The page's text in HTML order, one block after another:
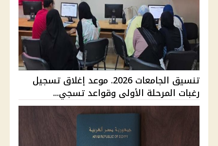
تنسيق الجامعات 2026. موعد إغلاق تسجيل
رغبات المرحلة الأولى وقواعد تسجي...